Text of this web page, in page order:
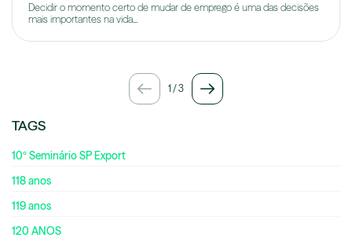
Decidir o momento certo de mudar de emprego é uma das decisões
mais importantes na vida...
1 /3
TAGS
10º Seminário SP Export
118 anos
119 anos
120 ANOS